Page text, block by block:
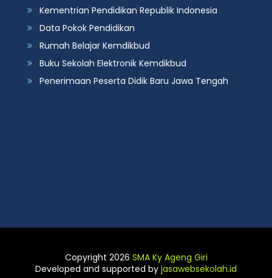
Kementrian Pendidikan Republik Indonesia
Data Pokok Pendidikan
Rumah Belajar Kemdikbud
Buku Sekolah Elektronik Kemdikbud
Penerimaan Peserta Didik Baru Jawa Tengah
Copyright 2026 SMA Ky Ageng Giri
Developed and supported by jasawebsekolah.id